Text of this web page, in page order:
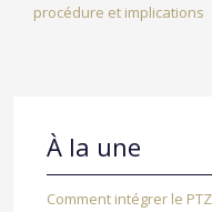
procédure et implications
À la une
Comment intégrer le